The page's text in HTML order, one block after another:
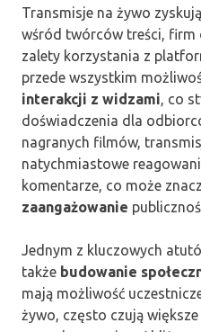
Transmisje na żywo
wśród twórców treści, firm
zalety korzystania z
przede wszystkim
interakcji z widzami , co
doświadczenia dla
nagranych filmów,
natychmiastowe
komentarze, co może
zaangażowanie
Jednym z kluczowych
także budowanie
mają możliwość
żywo, często czują